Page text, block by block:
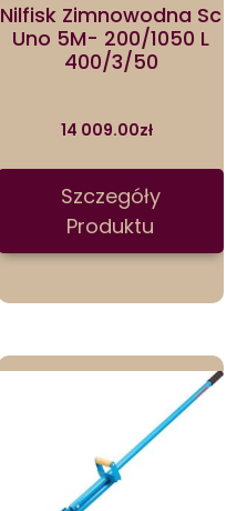
Nilfisk Zimnowodna Sc
Uno 5M- 200/1050 L
400/3/50
14 009.00zł
Szczegóły
Produktu